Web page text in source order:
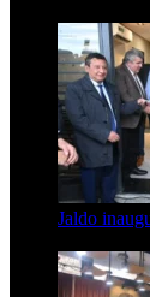
Jaldo